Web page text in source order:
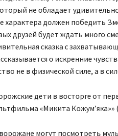
не обладает
характера должен победить
друзей будет ждать много
сказка с
о искренние
не в физической силе, а в
дети в восторге от
«Микита
могут посмотреть